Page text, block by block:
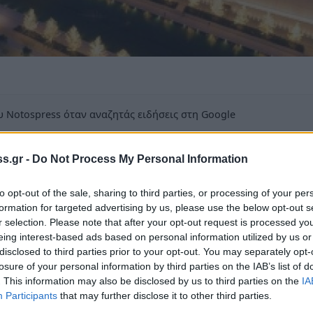
- Do Not Process My Personal Information
opt-out of the sale, sharing to third parties, or processing of your
for targeted advertising by us, please use the below opt-out
selection. Please note that after your opt-out request is processed
interest-based ads based on personal information utilized by us
to third parties prior to your opt-out. You may separately
of your personal information by third parties on the IAB’s list of
This information may also be disclosed by us to third parties on the
Participants that may further disclose it to other third parties.
όταν αναζητάς ειδήσεις στη Google
αποτελέσματα της Google
Γεωργιτσιάνων Λακεδαίμονος, προσκαλεί
ξενάγηση στο εντυπωσιακό ΚΕΝΤΡΟ
Συγγρού 364 Καλλιθέα, που θα λάβει χώρα